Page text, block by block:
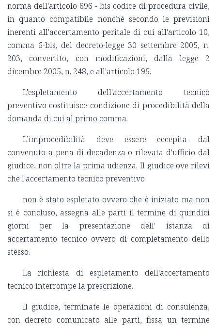
norma dell'articolo 696 - bis codice di procedura civile,
in quanto compatibile nonché secondo le previsioni
inerenti all'accertamento peritale di cui all'articolo 10,
comma 6-bis, del decreto-legge 30 settembre 2005, n.
203, convertito, con modificazioni, dalla legge 2
dicembre 2005, n. 248, e all'articolo 195.
L'espletamento dell'accertamento tecnico
preventivo costituisce condizione di procedibilità della
domanda di cui al primo comma.
L’improcedibilità deve essere eccepita dal
convenuto a pena di decadenza o rilevata d'ufficio dal
giudice, non oltre la prima udienza. Il giudice ove rilevi
che l'accertamento tecnico preventivo
non è stato espletato ovvero che è iniziato ma non
si è concluso, assegna alle parti il termine di quindici
giorni per la presentazione dell' istanza di
accertamento tecnico ovvero di completamento dello
stesso.
La richiesta di espletamento dell'accertamento
tecnico interrompe la prescrizione.
Il giudice, terminate le operazioni di consulenza,
con decreto comunicato alle parti, fissa un termine